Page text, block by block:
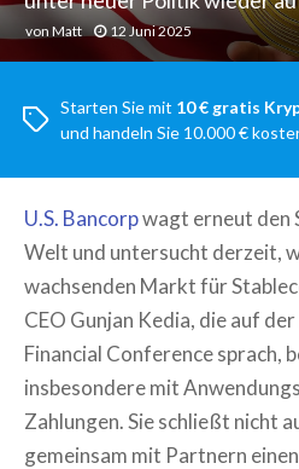
von Matt 12 Juni 2025
Starten Sie mit 10 € gratis
und handeln Sie 10.000 €
U.S. Bancorpwagt erneut den
Welt und untersucht derzeit,
wachsenden Markt für
CEO Gunjan Kedia, die auf
Financial Conference sprach,
insbesondere mit
Zahlungen. Sie schließt nicht
gemeinsam mit Partnern